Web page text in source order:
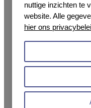
Tot slot werd er
de hyaluronzuur
en de praktische
hand van
ingezet kan
nuttige inzichten te
website. Alle
hier ons